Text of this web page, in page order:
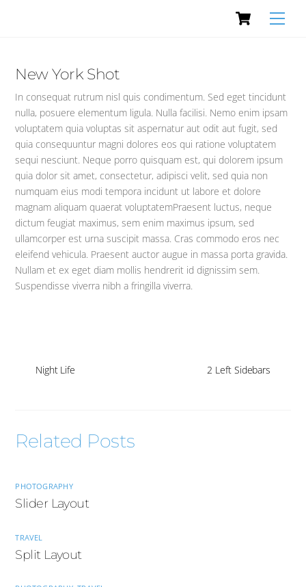
Cart
New York Shot
In consequat rutrum nisl quis condimentum. Sed eget tincidunt
nulla, posuere elementum ligula. Nulla facilisi. Nemo enim ipsam
voluptatem quia voluptas sit aspernatur aut odit aut fugit, sed
quia consequuntur magni dolores eos qui ratione voluptatem
sequi nesciunt. Neque porro quisquam est, qui dolorem ipsum
quia dolor sit amet, consectetur, adipisci velit, sed quia non
numquam eius modi tempora incidunt ut labore et dolore
magnam aliquam quaerat voluptatemPraesent luctus, neque
dictum feugiat maximus, sem enim maximus ipsum, sed
ullamcorper est urna suscipit massa. Cras commodo eros nec
eleifend vehicula. Praesent auctor augue in massa porta gravida.
Nullam et ex eget diam mollis hendrerit id dignissim sem.
Suspendisse viverra nibh a fringilla viverra.
Night Life 2 Left Sidebars
Related Posts
PHOTOGRAPHY
Slider Layout
TRAVEL
Split Layout